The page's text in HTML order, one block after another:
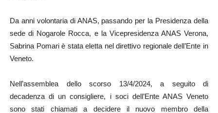
Da anni volontaria di ANAS, passando per la Presidenza della
sede di Nogarole Rocca, e la Vicepresidenza ANAS Verona,
Sabrina Pomari è stata eletta nel direttivo regionale dell’Ente in
Veneto.
Nell’assemblea dello scorso 13/4/2024, a seguito di
decadenza di un consigliere, i soci dell’Ente ANAS Veneto
sono stati chiamati a decidere il nuovo membro della